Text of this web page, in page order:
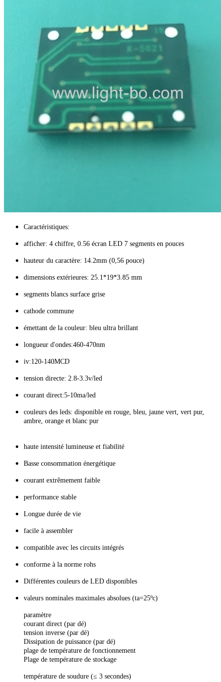
Caractéristiques:
afficher: 4 chiffre, 0.56 écran LED 7 segments en pouces
hauteur du caractère: 14.2mm (0,56 pouce)
dimensions extérieures: 25.1*19*3.85 mm
segments blancs surface grise
cathode commune
émettant de la couleur: bleu ultra brillant
longueur d'ondes:460-470nm
iv:120-140MCD
tension directe: 2.8-3.3v/led
courant direct:5-10ma/led
couleurs des leds: disponible en rouge, bleu, jaune vert, vert pur,
ambre, orange et blanc pur
haute intensité lumineuse et fiabilité
Basse consommation énergétique
courant extrêmement faible
performance stable
Longue durée de vie
facile à assembler
compatible avec les circuits intégrés
conforme à la norme rohs
Différentes couleurs de LED disponibles
valeurs nominales maximales absolues (ta=25ºc)
paramètre
courant direct (par dé)
tension inverse (par dé)
Dissipation de puissance (par dé)
plage de température de fonctionnement
Plage de température de stockage
température de soudure (≤ 3 secondes)